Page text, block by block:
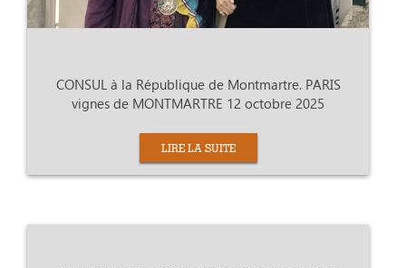
CONSUL à la République de Montmartre. PARIS
vignes de MONTMARTRE 12 octobre 2025
LIRE LA SUITE